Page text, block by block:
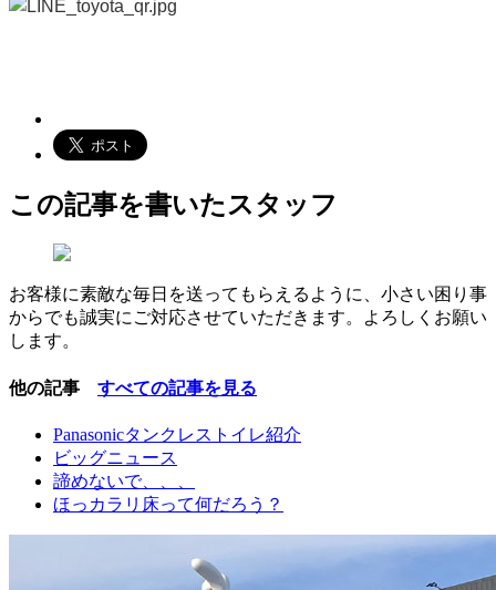
この記事を書いたスタッフ
お客様に素敵な毎日を送ってもらえるように、小さい困り事
からでも誠実にご対応させていただきます。よろしくお願い
します。
他の記事 すべての記事を見る
Panasonicタンクレストイレ紹介
ビッグニュース
諦めないで、、、
ほっカラリ床って何だろう？